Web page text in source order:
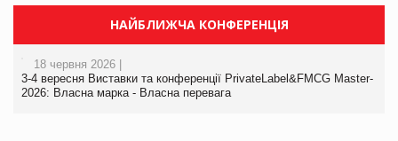
НАЙБЛИЖЧА КОНФЕРЕНЦІЯ
18 червня 2026 |
3-4 вересня Виставки та конференції PrivateLabel&FMCG Master-
2026: Власна марка - Власна перевага